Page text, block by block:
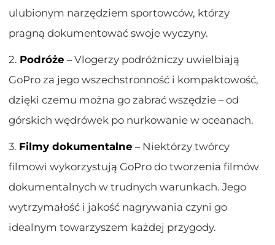
ulubionym narzędziem sportowców, którzy
pragną dokumentować swoje wyczyny.
2. Podróże – Vlogerzy podróżniczy uwielbiają
GoPro za jego wszechstronność i kompaktowość,
dzięki czemu można go zabrać wszędzie – od
górskich wędrówek po nurkowanie w oceanach.
3. Filmy dokumentalne – Niektórzy twórcy
filmowi wykorzystują GoPro do tworzenia filmów
dokumentalnych w trudnych warunkach. Jego
wytrzymałość i jakość nagrywania czyni go
idealnym towarzyszem każdej przygody.